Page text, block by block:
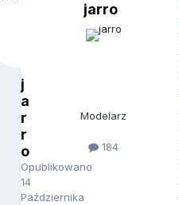
j
a
r
r
o
Opublikowano
14
Października
jarro
Modelarz
184